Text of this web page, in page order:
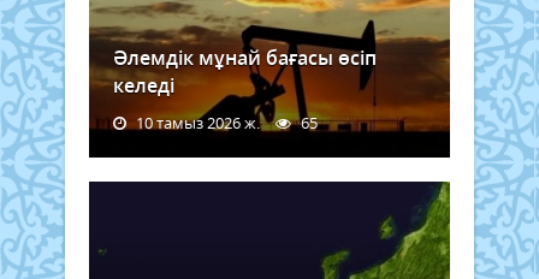
Әлемдік мұнай бағасы өсіп
келеді
10 тамыз 2026 ж. 65